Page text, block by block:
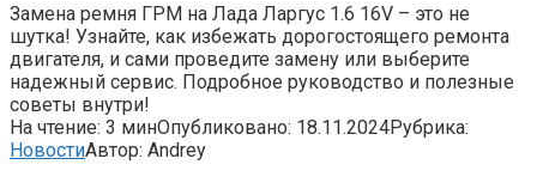
Замена ремня ГРМ на Лада Ларгус 1.6 16V – это не
шутка! Узнайте, как избежать дорогостоящего ремонта
двигателя, и сами проведите замену или выберите
надежный сервис. Подробное руководство и полезные
советы внутри!
На чтение: 3 минОпубликовано: 18.11.2024Рубрика:
НовостиАвтор: Andrey